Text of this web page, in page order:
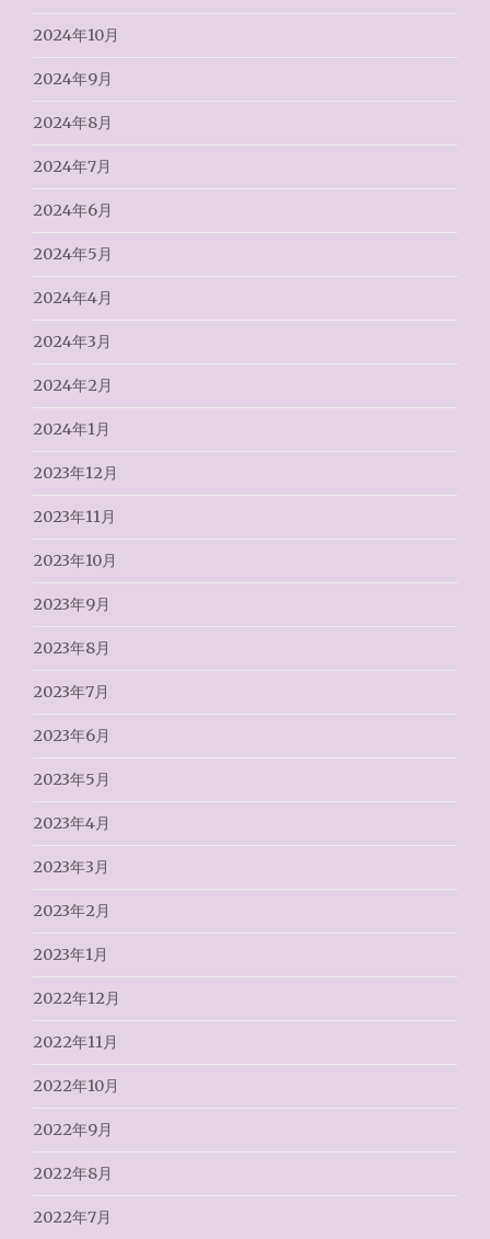
2024年10月
2024年9月
2024年8月
2024年7月
2024年6月
2024年5月
2024年4月
2024年3月
2024年2月
2024年1月
2023年12月
2023年11月
2023年10月
2023年9月
2023年8月
2023年7月
2023年6月
2023年5月
2023年4月
2023年3月
2023年2月
2023年1月
2022年12月
2022年11月
2022年10月
2022年9月
2022年8月
2022年7月